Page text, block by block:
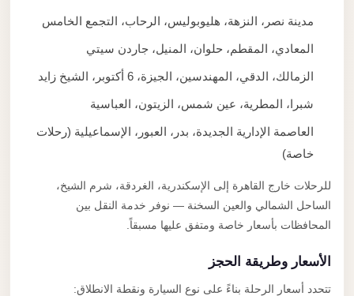
مدينة نصر، النزهة، هليوبوليس، الرحاب، التجمع الخامس
المعادي، المقطم، حلوان، المنيل، جاردن سيتي
الزمالك، الدقي، المهندسين، الجيزة، 6 أكتوبر، الشيخ زايد
شبرا، المطرية، عين شمس، الزيتون، العباسية
العاصمة الإدارية الجديدة، بدر، العبور، الإسماعيلية (رحلات
خاصة)
للرحلات خارج القاهرة إلى الإسكندرية، الغردقة، شرم الشيخ،
الساحل الشمالي والعين السخنة — نوفر خدمة النقل بين
المحافظات بأسعار خاصة ومتفق عليها مسبقاً.
الأسعار وطريقة الحجز
تتحدد أسعار الرحلة بناءً على نوع السيارة ونقطة الانطلاق: